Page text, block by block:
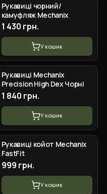
Рукавиці чорний/
камуфляж Mechanix
1 430 грн.
У кошик
Рукавиці Mechanix
Precision High Dex Чорні
1 840 грн.
У кошик
+4вар.
Рукавиці койот Mechanix
FastFit
999 грн.
У кошик